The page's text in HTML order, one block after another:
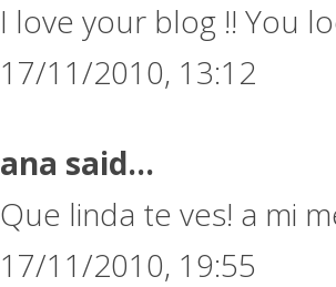
I love your blog !! You
17/11/2010, 13:12
ana said...
Que linda te ves! a mi
17/11/2010, 19:55